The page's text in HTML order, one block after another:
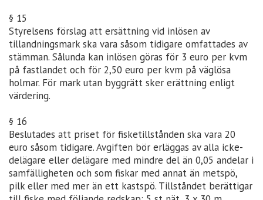
§ 15
Styrelsens förslag att ersättning vid inlösen av
tillandningsmark ska vara såsom tidigare omfattades av
stämman. Sålunda kan inlösen göras för 3 euro per kvm
på fastlandet och för 2,50 euro per kvm på väglösa
holmar. För mark utan byggrätt sker erättning enligt
värdering.
§ 16
Beslutades att priset för fisketillstånden ska vara 20
euro såsom tidigare. Avgiften bör erläggas av alla icke-
delägare eller delägare med mindre del än 0,05 andelar i
samfälligheten och som fiskar med annat än metspö,
pilk eller med mer än ett kastspö. Tillståndet berättigar